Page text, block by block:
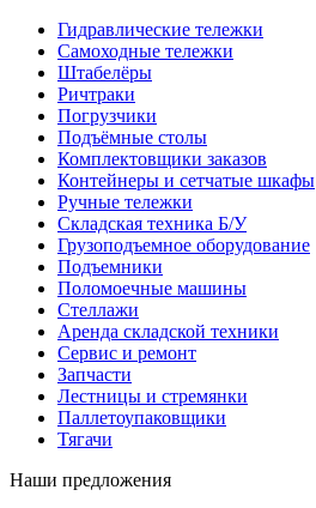
Гидравлические тележки
Самоходные тележки
Штабелёры
Ричтраки
Погрузчики
Подъёмные столы
Комплектовщики заказов
Контейнеры и сетчатые шкафы
Ручные тележки
Складская техника Б/У
Грузоподъемное оборудование
Подъемники
Поломоечные машины
Стеллажи
Аренда складской техники
Сервис и ремонт
Запчасти
Лестницы и стремянки
Паллетоупаковщики
Тягачи
Наши предложения